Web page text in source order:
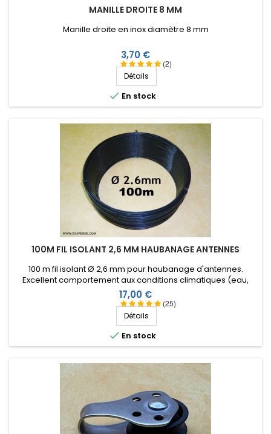
MANILLE DROITE 8 MM
(2)
Manille droite en inox diamètre 8 mm
Prix
3,70 €
Détails
 En stock
100M FIL ISOLANT 2,6 MM HAUBANAGE ANTENNES
(25)
100 m fil isolant Ø 2,6 mm pour haubanage d'antennes.
Excellent comportement aux conditions climatiques (eau,
soleil, gel), résistance à la rupture élevée, très bonne
isolation HF, longévité de plus de 25 ans !
Prix
17,00 €
Détails
 En stock